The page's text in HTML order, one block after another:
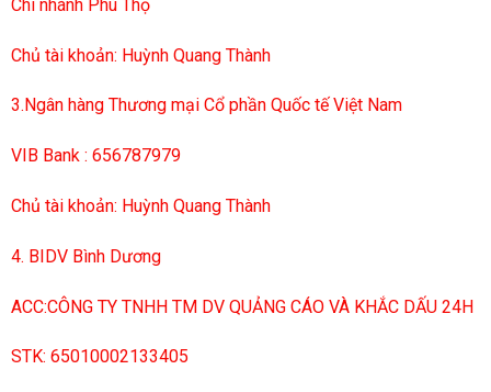
Chi nhánh Phú Thọ
Chủ tài khoản: Huỳnh Quang Thành
3.Ngân hàng Thương mại Cổ phần Quốc tế Việt Nam
VIB Bank : 656787979
Chủ tài khoản: Huỳnh Quang Thành
4. BIDV Bình Dương
ACC:CÔNG TY TNHH TM DV QUẢNG CÁO VÀ KHẮC DẤU 24H
STK: 65010002133405